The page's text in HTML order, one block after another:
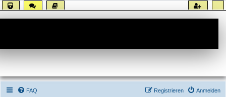
FAQ Anmelden
Registrieren